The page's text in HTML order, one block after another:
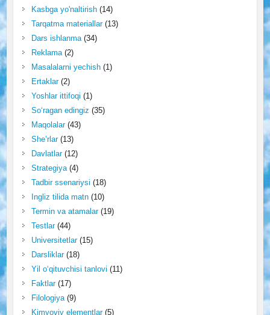
Kasbga yo'naltirish(14)
Tarqatma materiallar(13)
Dars ishlanma(34)
Reklama(2)
Masalalarni yechish(1)
Ertaklar(2)
Yoshlar ittifoqi (1)
So‘ragan edingiz (35)
Maqolalar(43)
She’rlar(13)
Davlatlar(12)
Strategiya(4)
Tadbir ssenariysi (18)
Ingliz tilida matn(10)
Termin va atamalar(19)
Testlar(44)
Universitetlar(15)
Darsliklar(18)
Yil o‘qituvchisi tanlovi (11)
Faktlar(17)
Filologiya(9)
Kimyoviy elementlar(5)